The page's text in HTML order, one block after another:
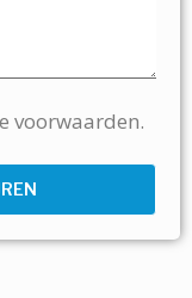
voorwaarden.